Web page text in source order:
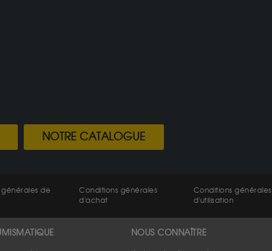
NOTRE CATALOGUE
de
Conditions générales
d'achat
Conditions générales
d'utilisation
NOUS CONNAÎTRE